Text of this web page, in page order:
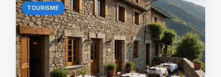
TOURISME